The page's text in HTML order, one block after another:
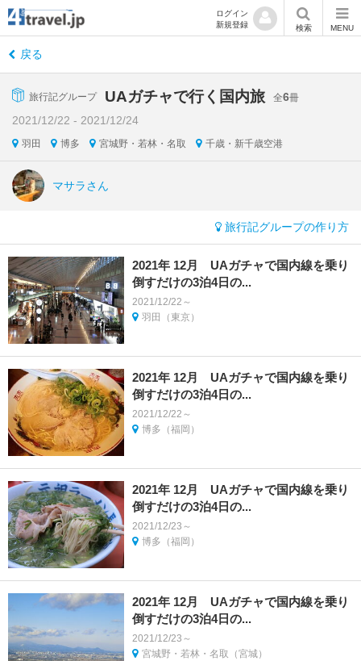
ログイン
新規登録
検索 MENU
戻る
旅行記グループ UAガチャで行く国内旅 全6冊
2021/12/22 - 2021/12/24
羽田 博多 宮城野・若林・名取 千歳・新千歳空港
マサラさん
旅行記グループの作り方
2021年 12月 UAガチャで国内線を乗り
倒すだけの3泊4日の...
2021/12/22～
羽田（東京）
2021年 12月 UAガチャで国内線を乗り
倒すだけの3泊4日の...
2021/12/22～
博多（福岡）
2021年 12月 UAガチャで国内線を乗り
倒すだけの3泊4日の...
2021/12/23～
博多（福岡）
2021年 12月 UAガチャで国内線を乗り
倒すだけの3泊4日の...
2021/12/23～
宮城野・若林・名取（宮城）